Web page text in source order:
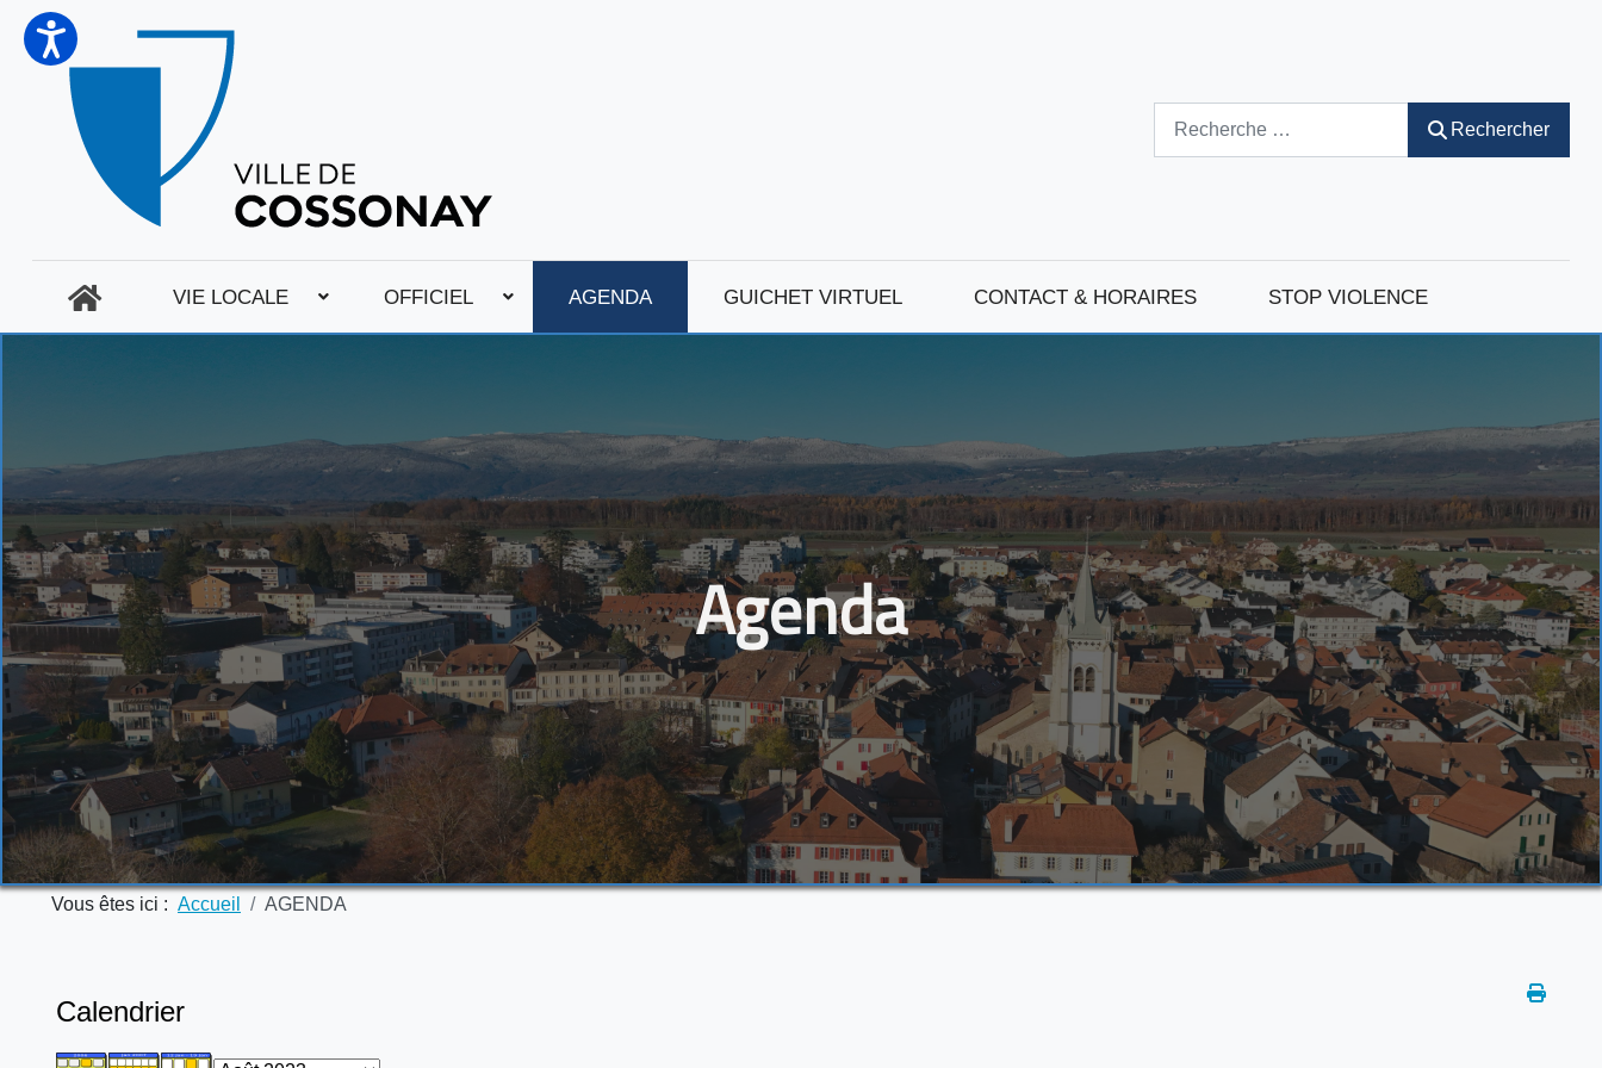
Rechercher
VIE LOCALE OFFICIEL AGENDA GUICHET VIRTUEL CONTACT & HORAIRES STOP VIOLENCE
Agenda
Vous êtes ici : Accueil AGENDA
Calendrier